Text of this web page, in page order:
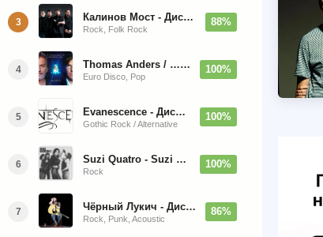
3 Калинов Мост - Дискография (1986-2026)
Rock, Folk Rock
88%
4 Thomas Anders / … Sings Modern Talking: The Best hi-res
Euro Disco, Pop
100%
5 Evanescence - Дискография (1998-2026)
Gothic Rock / Alternative
100%
6 Suzi Quatro - Suzi Quatro (Bonus Tracks, Remaster) 1973/2022
Rock
100%
7 Чёрный Лукич - Дискография (1987-2014)
Rock, Punk, Acoustic
86%